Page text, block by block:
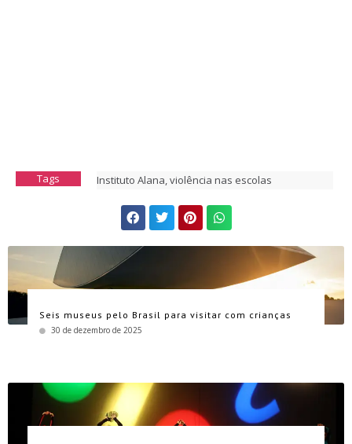
Tags Instituto Alana,violência nas escolas
Seis museus pelo Brasil para visitar com crianças
30 de dezembro de 2025